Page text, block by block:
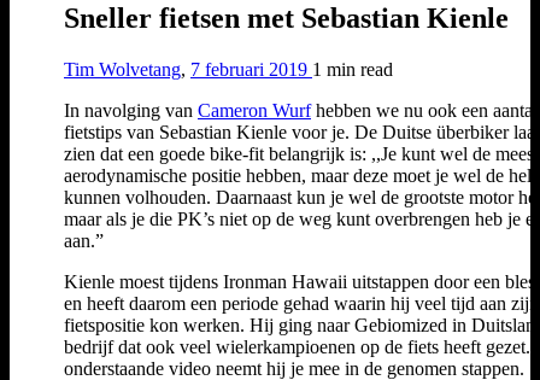
Sneller fietsen met Sebastian Kienle
Tim Wolvetang, 7 februari 2019 1 min read
In navolging van Cameron Wurfhebben we nu ook een aantal
fietstips van Sebastian Kienle voor je. De Duitse überbiker
zien dat een goede bike-fit belangrijk is: ,,Je kunt wel de meest
aerodynamische positie hebben, maar deze moet je wel de
kunnen volhouden. Daarnaast kun je wel de grootste motor
maar als je die PK’s niet op de weg kunt overbrengen heb je
aan.”
Kienle moest tijdens Ironman Hawaii uitstappen door een
en heeft daarom een periode gehad waarin hij veel tijd aan zijn
fietspositie kon werken. Hij ging naar Gebiomized in
bedrijf dat ook veel wielerkampioenen op de fiets heeft gezet.
onderstaande video neemt hij je mee in de genomen stappen.